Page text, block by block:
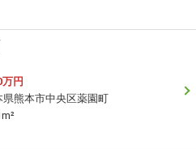
円
県熊本市中央区薬園町